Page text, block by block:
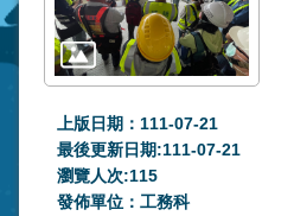
上版日期：111-07-21
最後更新日期:111-07-21
瀏覽人次:115
發佈單位：工務科